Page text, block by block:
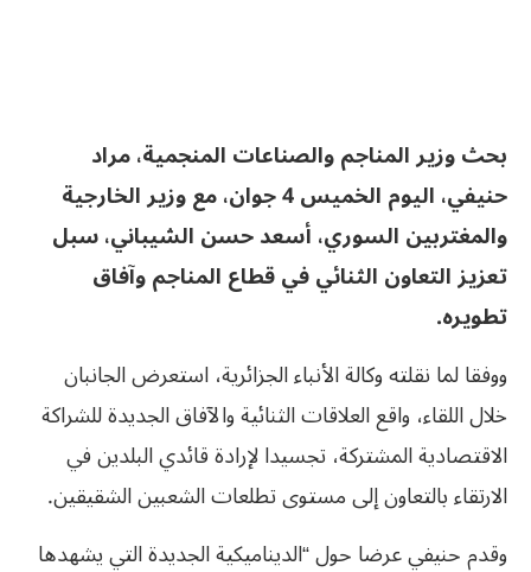
بحث وزير المناجم والصناعات المنجمية، مراد
حنيفي، اليوم الخميس 4 جوان، مع وزير الخارجية
والمغتربين السوري، أسعد حسن الشيباني، سبل
تعزيز التعاون الثنائي في قطاع المناجم وآفاق
تطويره.
ووفقا لما نقلته وكالة الأنباء الجزائرية، استعرض الجانبان
خلال اللقاء، واقع العلاقات الثنائية والآفاق الجديدة للشراكة
الاقتصادية المشتركة، تجسيدا لإرادة قائدي البلدين في
الارتقاء بالتعاون إلى مستوى تطلعات الشعبين الشقيقين.
وقدم حنيفي عرضا حول “الديناميكية الجديدة التي يشهدها